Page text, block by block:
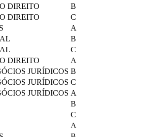
DIREITO
B
DIREITO
C
A
B
C
DIREITO
A
JURÍDICOS B
JURÍDICOS C
JURÍDICOS A
B
C
A